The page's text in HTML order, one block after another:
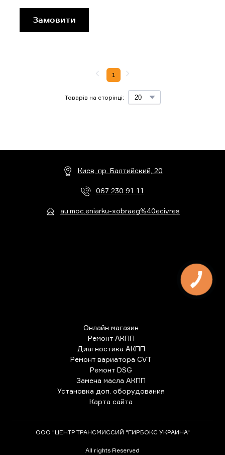
Замовити
Товарів на сторінці:
1
Киев, пр. Балтийский, 20
067 230 91 11
au.moc.eniarku-xobraeg%40ecivres
Онлайн магазин
Ремонт АКПП
Диагностика АКПП
Ремонт вариатора CVT
Ремонт DSG
Замена масла АКПП
Установка доп. оборудования
Карта сайта
ООО "ЦЕНТР ТРАНСМИССИЙ "ГИРБОКС УКРАИНА"
All rights Reserved